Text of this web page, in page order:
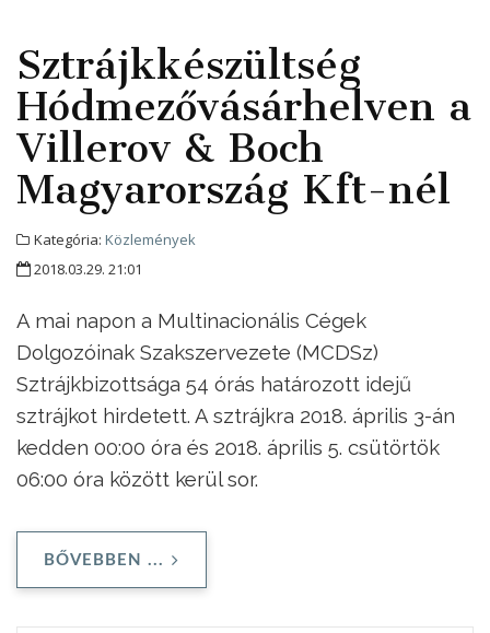
Sztrájkkészültség
Hódmezővásárhelven a
Villerov & Boch
Magyarország Kft-nél
Kategória: Közlemények
2018.03.29. 21:01
A mai napon a Multinacionális Cégek
Dolgozóinak Szakszervezete (MCDSz)
Sztrájkbizottsága 54 órás határozott idejű
sztrájkot hirdetett. A sztrájkra 2018. április 3-án
kedden 00:00 óra és 2018. április 5. csütörtök
06:00 óra között kerül sor.
BŐVEBBEN ...